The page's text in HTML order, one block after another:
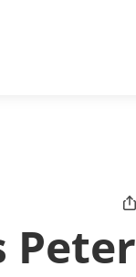
Peter